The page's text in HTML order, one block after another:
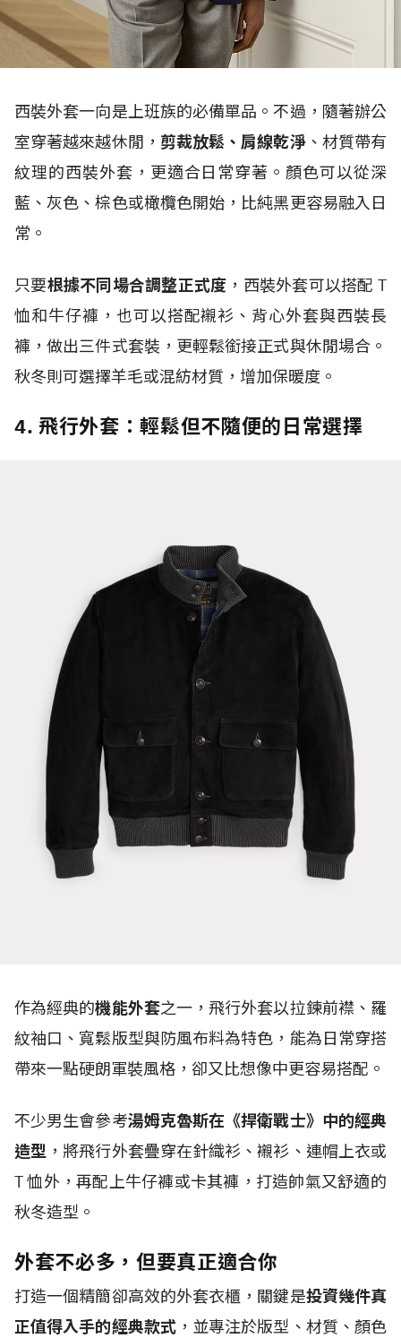
西裝外套一向是上班族的必備單品。不過，隨著辦公
室穿著越來越休閒， 剪裁放鬆、肩線乾淨、材質帶有
紋理的西裝外套，更適合日常穿著。顏色可以從深
藍、灰色、棕色或橄欖色開始，比純黑更容易融入日
常。
只要根據不同場合調整正式度 ，西裝外套可以搭配 T
恤和牛仔褲，也可以搭配襯衫、背心外套與西裝長
褲，做出三件式套裝，更輕鬆銜接正式與休閒場合。
秋冬則可選擇羊毛或混紡材質，增加保暖度。
4. 飛行外套：輕鬆但不隨便的日常選擇
作為經典的機能外套之一，飛行外套以拉鍊前襟、羅
紋袖口、寬鬆版型與防風布料為特色，能為日常穿搭
帶來一點硬朗軍裝風格，卻又比想像中更容易搭配。
不少男生會參考湯姆克魯斯在《捍衛戰士》中的經典
造型 ，將飛行外套疊穿在針織衫、襯衫、連帽上衣或
T恤外，再配上牛仔褲或卡其褲，打造帥氣又舒適的
秋冬造型。
外套不必多，但要真正適合你
打造一個精簡卻高效的外套衣櫃，關鍵是投資幾件真
正值得入手的經典款式，並專注於版型、材質、顏色